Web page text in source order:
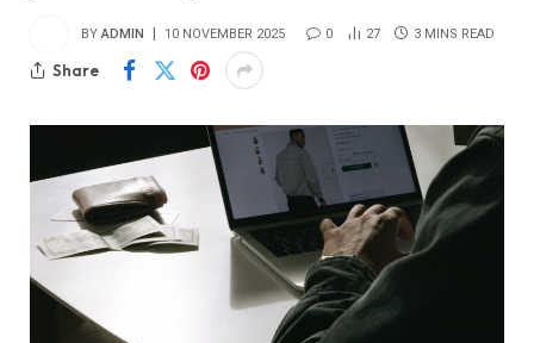
BY ADMIN 10 NOVEMBER 2025 0 27 3 MINS READ
Share